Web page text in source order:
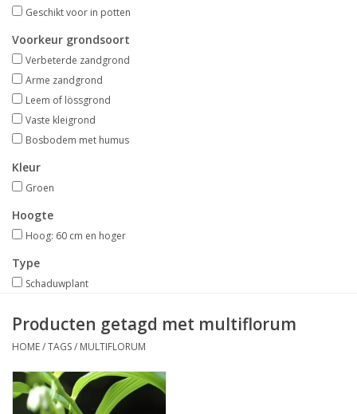
Schaduwplanten
Aanbiedingen
Bodemverbetering
Overige producten
Advies
Onze tuinen!
Sterke Bollen Dagen
Nieuws
Geschikt voor in potten
Voorkeur grondsoort
Verbeterde zandgrond
Arme zandgrond
Leem of lössgrond
Vaste kleigrond
Bosbodem met humus
Kleur
Groen
Hoogte
Hoog: 60 cm en hoger
Type
Schaduwplant
Producten getagd met multiflorum
HOME/TAGS/ MULTIFLORUM